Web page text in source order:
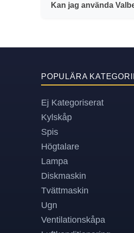
Kan jag använda
POPULÄRA
Ej Kategoriserat
Kylskåp
Spis
Högtalare
Lampa
Diskmaskin
Tvättmaskin
Ugn
Ventilationskåpa